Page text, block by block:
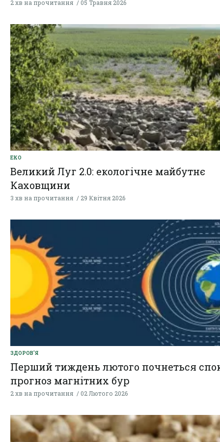
2 хв на прочитання 05 Травня 2026
ЕКО
Великий Луг 2.0: екологічне майбутнє
Каховщини
3 хв на прочитання 29 Квітня 2026
ЗДОРОВ'Я
Перший тиждень лютого почнеться
прогноз магнітних бур
2 хв на прочитання 02 Лютого 2026